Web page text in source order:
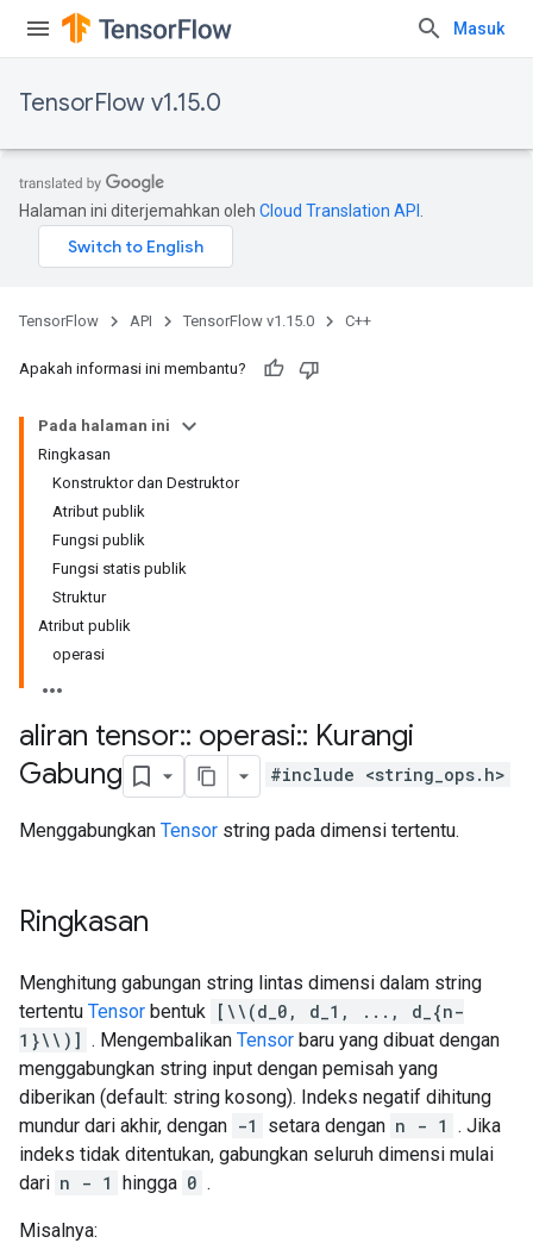
Masuk
TensorFlow v1.15.0
Halaman ini diterjemahkan oleh Cloud Translation API
TensorFlow API TensorFlow v1.15.0 C++
Apakah informasi ini membantu?
Pada halaman ini
Ringkasan
Konstruktor dan Destruktor
Atribut publik
Fungsi publik
Fungsi statis publik
Struktur
Atribut publik
operasi
aliran tensor:: operasi:: Kurangi
Gabung
#include <string_ops.h>
Menggabungkan Tensor string pada dimensi tertentu.
Ringkasan
Menghitung gabungan string lintas dimensi dalam string
tertentu Tensor bentuk [\\(d_0, d_1, ..., d_{n-
1}\\)] . Mengembalikan Tensor baru yang dibuat dengan
menggabungkan string input dengan pemisah yang
diberikan (default: string kosong). Indeks negatif dihitung
mundur dari akhir, dengan -1 setara dengan n - 1 . Jika
indeks tidak ditentukan, gabungkan seluruh dimensi mulai
dari n - 1 hingga 0 .
Misalnya: